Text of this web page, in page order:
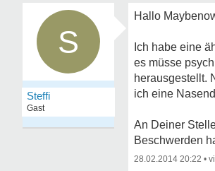
S
Steffi
Gast
Hallo
Ich habe eine
es müsse
herausgestellt.
ich eine
An Deiner
Beschwerden
28.02.2014 20:22 •